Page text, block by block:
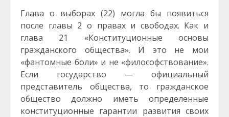
Глава о выборах (22) могла бы появиться
после главы 2 о правах и свободах. Как и
глава 21 «Конституционные основы
гражданского общества». И это не мои
«фантомные боли» и не «философствование».
Если государство — официальный
представитель общества, то гражданское
общество должно иметь определенные
конституционные гарантии развития своих